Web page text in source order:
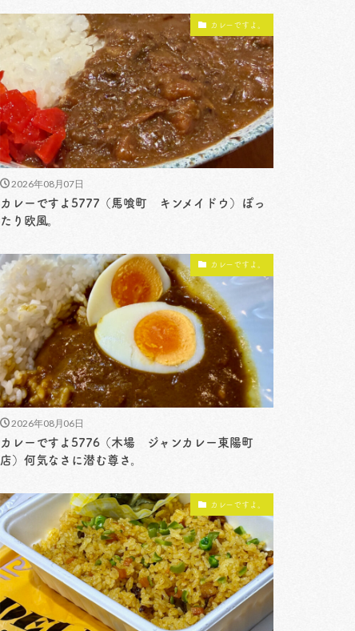
カレーですよ。
2026年08月07日
カレーですよ5777（馬喰町 キンメイドウ）ぽっ
たり欧風。
カレーですよ。
2026年08月06日
カレーですよ5776（木場 ジャンカレー東陽町
店）何気なさに潜む尊さ。
カレーですよ。